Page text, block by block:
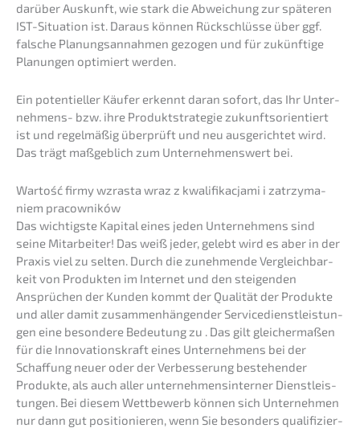
darüber Auskunft, wie stark die Abwei­chung zur späte­ren
IST-Situa­ti­on ist. Daraus können Rückschlüs­se über ggf.
falsche Planungs­an­nah­men gezogen und für zukünf­ti­ge
Planun­gen optimiert werden.
Ein poten­ti­el­ler Käufer erkennt daran sofort, das Ihr Unter­
neh­mens- bzw. ihre Produkt­stra­te­gie zukunfts­ori­en­tiert
ist und regel­mä­ßig überprüft und neu ausge­rich­tet wird.
Das trägt maßgeb­lich zum Unter­neh­mens­wert bei.
Wartość firmy wzras­ta wraz z kwali­fi­ka­c­ja­mi i zatrzy­ma­
niem pracowników
Das wichtigs­te Kapital eines jeden Unter­neh­mens sind
seine Mitar­bei­ter! Das weiß jeder, gelebt wird es aber in der
Praxis viel zu selten. Durch die zuneh­men­de Vergleich­bar­
keit von Produk­ten im Inter­net und den steigen­den
Ansprü­chen der Kunden kommt der Quali­tät der Produk­te
und aller damit zusam­men­hän­gen­der Service­dienst­leis­tun­
gen eine beson­de­re Bedeu­tung zu . Das gilt gleicher­ma­ßen
für die Innova­ti­ons­kraft eines Unter­neh­mens bei der
Schaf­fung neuer oder der Verbes­se­rung bestehen­der
Produk­te, als auch aller unter­neh­mens­in­ter­ner Dienst­leis­
tun­gen. Bei diesem Wettbe­werb können sich Unter­neh­men
nur dann gut positio­nie­ren, wenn Sie beson­ders quali­fi­zier­